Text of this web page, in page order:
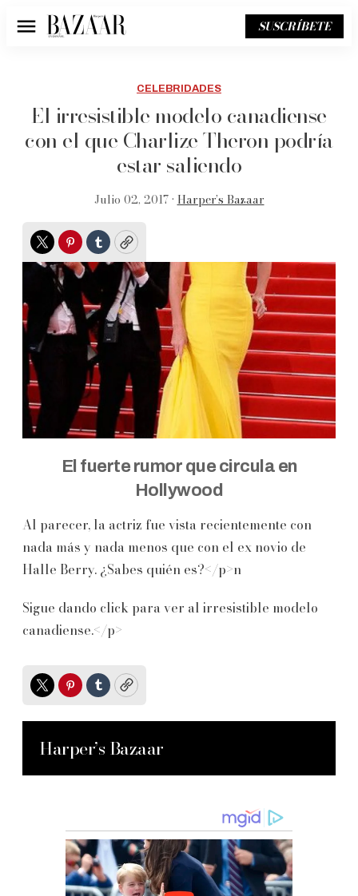
Menú SUSCRÍBETE
CELEBRIDADES
El irresistible modelo canadiense
con el que Charlize Theron podría
estar saliendo
Julio 02, 2017 • Harper’s Bazaar
TwitterPinterest
TumblrCopy
El fuerte rumor que circula en
Hollywood
Al parecer, la actriz fue vista recientemente con
nada más y nada menos que con el ex novio de
Halle Berry. ¿Sabes quién es?</p>n
Sigue dando click para ver al irresistible modelo
canadiense.</p>
TwitterPinterest
TumblrCopy
Harper’s Bazaar